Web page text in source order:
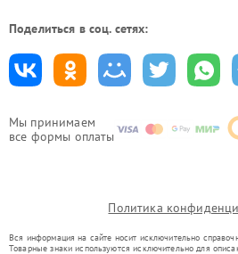
Мы принимаем
все формы оплаты
Поделиться в соц. сетях:
Политика
Вся информация на сайте носит исключительно
Товарные знаки используются исключительно для